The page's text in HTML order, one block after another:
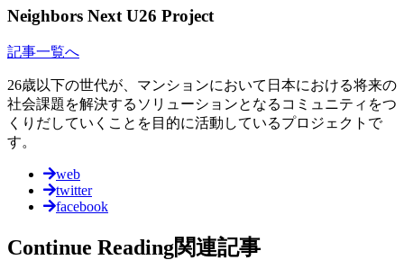
Neighbors Next U26 Project
記事一覧へ
26歳以下の世代が、マンションにおいて日本における将来の
社会課題を解決するソリューションとなるコミュニティをつ
くりだしていくことを目的に活動しているプロジェクトで
す。
web
twitter
facebook
Continue Reading関連記事